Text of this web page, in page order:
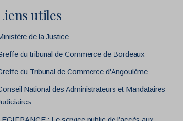
utiles
de la Justice
du tribunal de Commerce de Bordeaux
du Tribunal de Commerce d'Angoulême
National des Administrateurs et Mandataires
: Le service public de l’accès aux